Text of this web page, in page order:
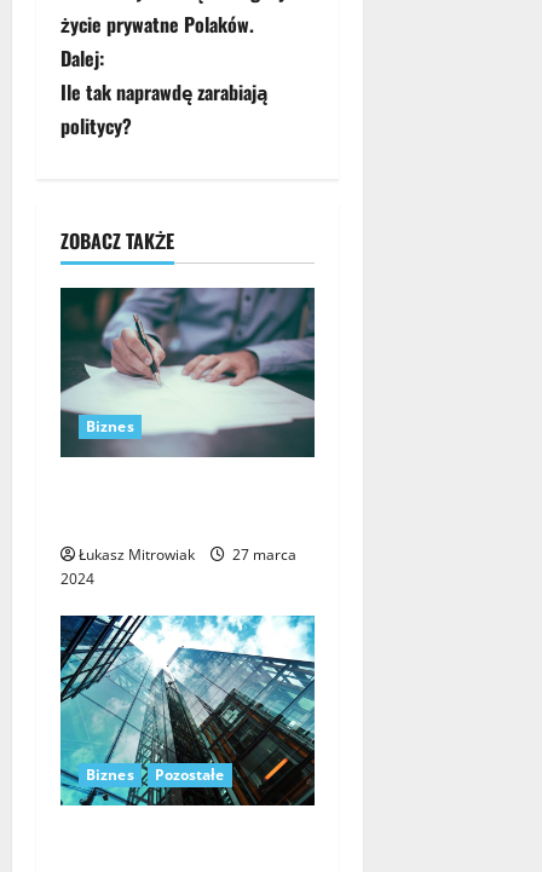
b
a
c
w
p
i
s
życie prywatne Polaków.
Dalej:
Ile tak naprawdę zarabiają
politycy?
ZOBACZ TAKŻE
Biznes
Łukasz Mitrowiak
27 marca
2024
Biznes Pozostałe